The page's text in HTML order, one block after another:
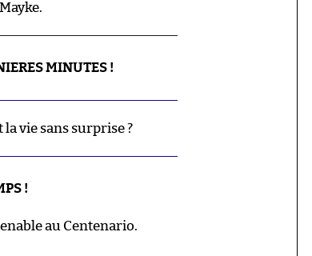
MINUTES !
la vie sans surprise ?
!
au Centenario.